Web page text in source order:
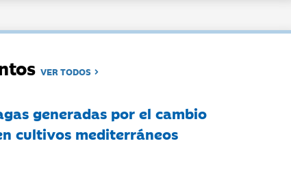
VER TODOS
generadas por el cambio
cultivos mediterráneos